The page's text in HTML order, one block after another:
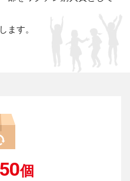
ます。
個